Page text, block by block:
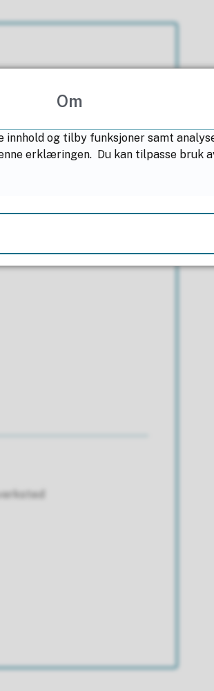
Om
og tilby funksjoner samt
erklæringen. Du kan tilpasse bruk